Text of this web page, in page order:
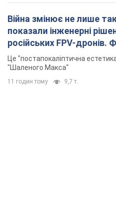
Війна змінює не лише
показали інженерні
російських FPV-дронів.
Це "постапокаліптична естетика
"Шаленого Макса"
11 годин тому 9,7 т.